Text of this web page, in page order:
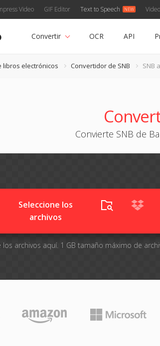
Video GIF Editor Text to Speech
Convertir OCR API
libros electrónicos Convertidor de SNB SNB
Convierte SNB de
Seleccione los
archivos
los archivos aquí. 1 GB tamaño máximo de